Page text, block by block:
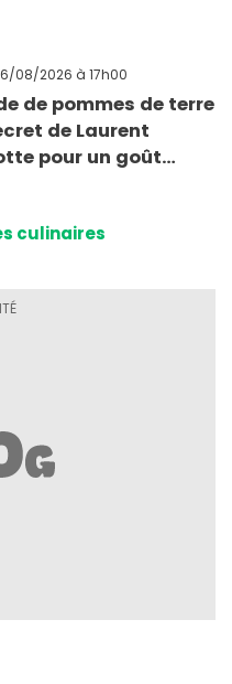
08/2026 à 17h00
de pommes de terre
de Laurent
pour un goût
culinaires